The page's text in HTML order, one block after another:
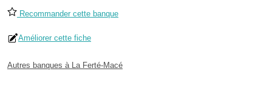
Recommander cette banque
Améliorer cette fiche
Autres banques à La Ferté-Macé